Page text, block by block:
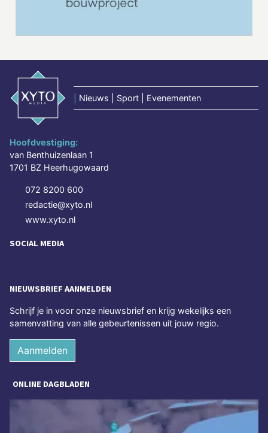
Nieuws | Sport | Evenementen
Hoofdvestiging:
van Benthuizenlaan 1
1701 BZ Heerhugowaard
072 8200 600
redactie@xyto.nl
www.xyto.nl
SOCIAL MEDIA
NIEUWSBRIEF AANMELDEN
Schrijf je in voor onze nieuwsbrief en krijg wekelijks een
samenvatting van alle gebeurtenissen uit jouw regio.
Aanmelden
ONLINE DAGBLADEN